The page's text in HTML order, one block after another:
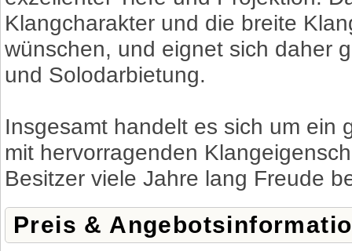
Klangcharakter und die breite
wünschen, und eignet sich daher
und Solodarbietung.
Insgesamt handelt es sich um ein
mit hervorragenden
Besitzer viele Jahre lang Freude
Preis &